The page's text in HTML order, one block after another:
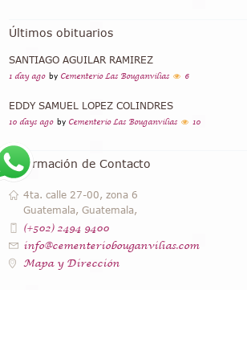
Últimos obituarios
SANTIAGO AGUILAR RAMIREZ
1 day ago by Cementerio Las Bouganvilias 6
EDDY SAMUEL LOPEZ COLINDRES
10 days ago by Cementerio Las Bouganvilias 10
Información de Contacto
4ta. calle 27-00, zona 6
Guatemala, Guatemala,
(+502) 2494 9400
info@cementeriobouganvilias.com
Mapa y Dirección